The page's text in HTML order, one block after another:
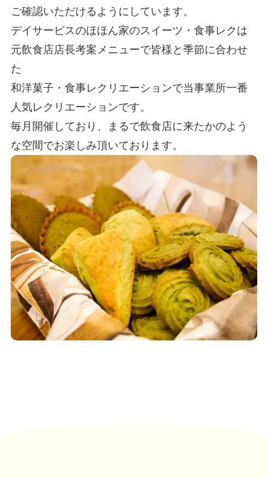
ご確認いただけるようにしています。
デイサービスのほほん家のスイーツ・食事レクは
元飲食店店長考案メニューで皆様と季節に合わせ
た
和洋菓子・食事レクリエーションで当事業所一番
人気レクリエーションです。
毎月開催しており、まるで飲食店に来たかのよう
な空間でお楽しみ頂いております。